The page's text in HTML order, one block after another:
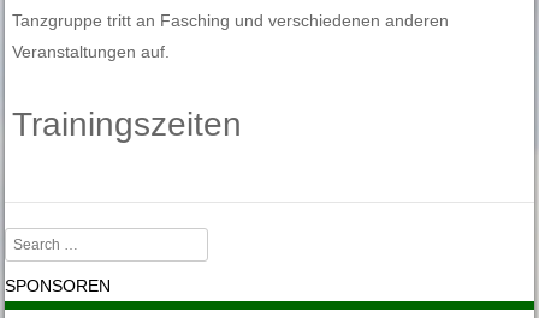
Tanzgruppe tritt an Fasching und verschiedenen anderen
Veranstaltungen auf.
Trainingszeiten
Search
SPONSOREN